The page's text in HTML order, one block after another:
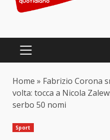
PRIMARY
Home » Fabrizio Corona
volta: tocca a Nicola
serbo 50 nomi
Sport